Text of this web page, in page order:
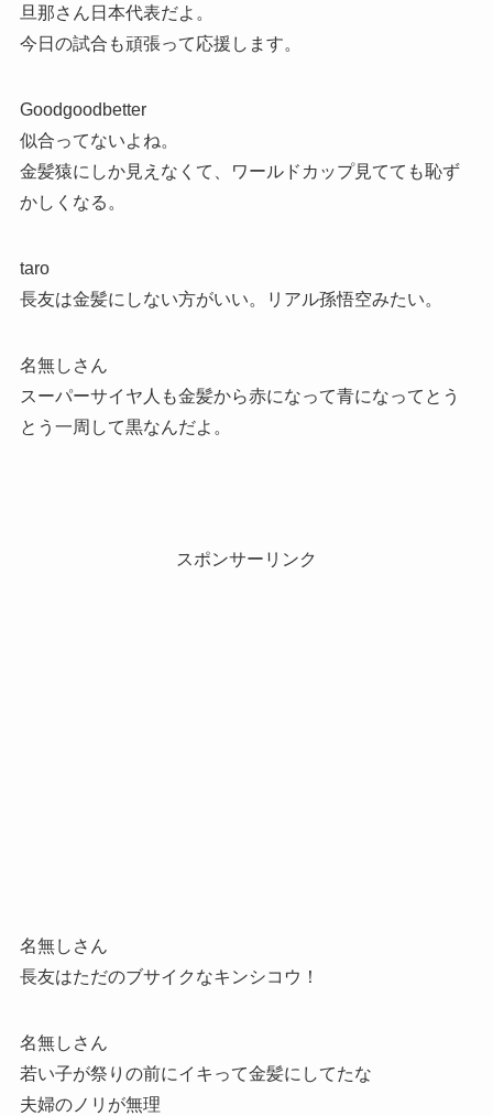
旦那さん日本代表だよ。
今日の試合も頑張って応援します。
Goodgoodbetter
似合ってないよね。
金髪猿にしか見えなくて、ワールドカップ見てても恥ず
かしくなる。
taro
長友は金髪にしない方がいい。リアル孫悟空みたい。
名無しさん
スーパーサイヤ人も金髪から赤になって青になってとう
とう一周して黒なんだよ。
スポンサーリンク
名無しさん
長友はただのブサイクなキンシコウ！
名無しさん
若い子が祭りの前にイキって金髪にしてたな
夫婦のノリが無理